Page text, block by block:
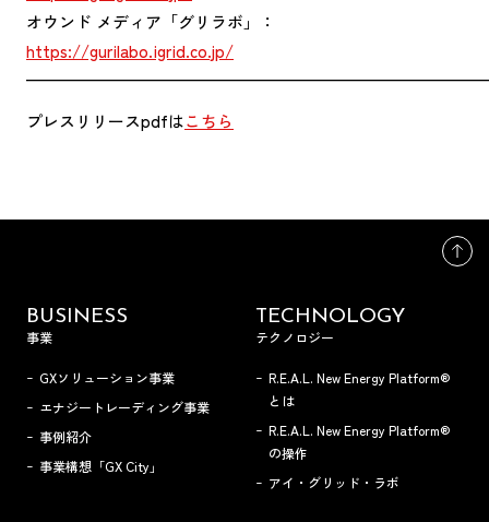
オウンド メディア「グリラボ」：
https://gurilabo.igrid.co.jp/
プレスリリースpdfはこちら
BUSINESS
事業
GXソリューション事業
エナジートレーディング事業
事例紹介
事業構想「GX City」
TECHNOLOGY
テクノロジー
R.E.A.L. New Energy Platform®
とは
R.E.A.L. New Energy Platform®
の操作
アイ・グリッド・ラボ